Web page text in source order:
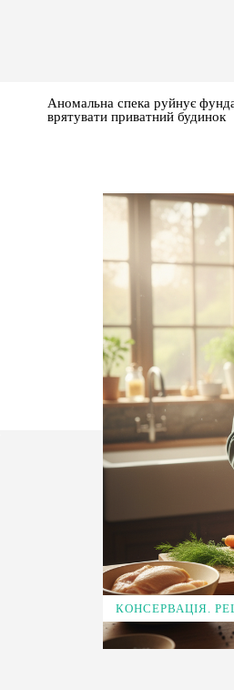
Аномальна спека руйнує
врятувати приватний будинок
КОНСЕРВАЦІЯ.